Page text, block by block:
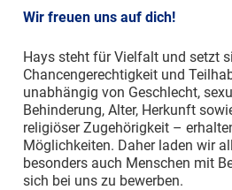
Wir freuen uns auf dich!
Hays steht für Vielfalt und setzt
Chancengerechtigkeit und
unabhängig von Geschlecht,
Behinderung, Alter, Herkunft
religiöser Zugehörigkeit –
Möglichkeiten. Daher laden wir
besonders auch Menschen mit
sich bei uns zu bewerben.